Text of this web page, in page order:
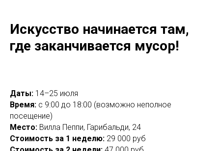
Искусство начинается там,
где заканчивается мусор!
Даты: 14–25 июля
Время: с 9:00 до 18:00 (возможно неполное
посещение)
Место: Вилла Пеппи, Гарибальди, 24
Стоимость за 1 неделю: 29 000 руб